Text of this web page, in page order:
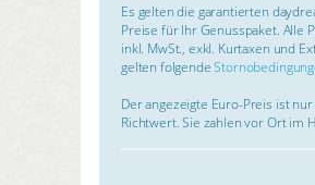
Es gelten die garantierten
Preise für Ihr Genusspaket. Alle
inkl. MwSt., exkl. Kurtaxen und
gelten folgende
Der angezeigte Euro-Preis ist nur
Richtwert. Sie zahlen vor Ort im